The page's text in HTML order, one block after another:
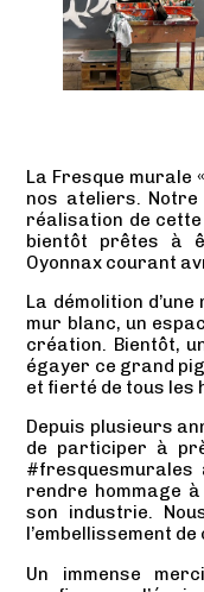
La Fresque murale
nos ateliers. Notre
réalisation de cette
bientôt prêtes à
Oyonnax courant
La démolition
mur blanc, un
création. Bientôt,
égayer ce grand
et fierté de tous les
Depuis plusieurs
de participer à
#fresquesmurales
rendre hommage
son industrie.
l’embellissement
Un immense